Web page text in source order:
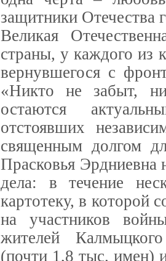
защитники Отечества
Великая
страны, у каждого из
вернувшегося с
«Никто не забыт,
остаются
отстоявших
священным долгом
Прасковья Эрдниевна
дела: в течение
картотеку, в которой
на участников
жителей
(почти 1,8 тыс. имен)